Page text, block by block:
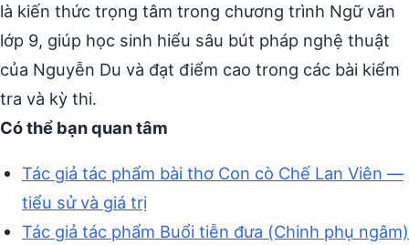
là kiến thức trọng tâm trong chương trình Ngữ văn
lớp 9, giúp học sinh hiểu sâu bút pháp nghệ thuật
của Nguyễn Du và đạt điểm cao trong các bài kiểm
tra và kỳ thi.
Có thể bạn quan tâm
Tác giả tác phẩm bài thơ Con cò Chế Lan Viên —
tiểu sử và giá trị
Tác giả tác phẩm Buổi tiễn đưa (Chinh phụ ngâm)